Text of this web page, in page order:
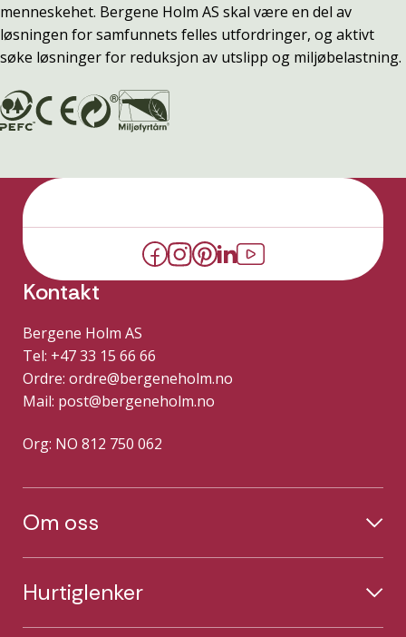
menneskehet. Bergene Holm AS skal være en del av
løsningen for samfunnets felles utfordringer, og aktivt
søke løsninger for reduksjon av utslipp og miljøbelastning.
Kontakt
Bergene Holm AS
Tel: +47 33 15 66 66
Ordre: ordre@bergeneholm.no
Mail: post@bergeneholm.no
Org: NO 812 750 062
Om oss
Hurtiglenker